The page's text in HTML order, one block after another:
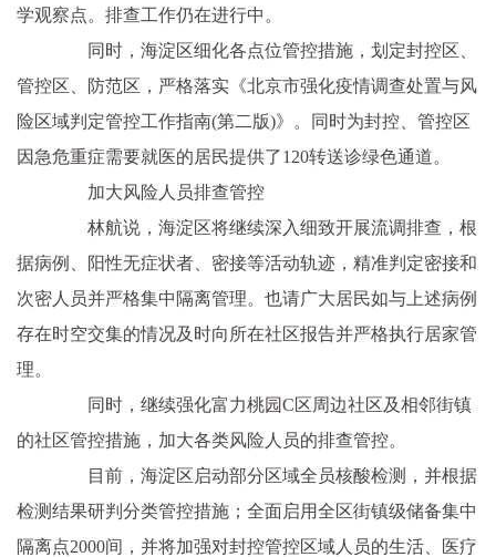
学观察点。排查工作仍在进行中。
同时，海淀区细化各点位管控措施，划定封控区、
管控区、防范区，严格落实《北京市强化疫情调查处置与风
险区域判定管控工作指南(第二版)》。同时为封控、管控区
因急危重症需要就医的居民提供了120转送诊绿色通道。
加大风险人员排查管控
林航说，海淀区将继续深入细致开展流调排查，根
据病例、阳性无症状者、密接等活动轨迹，精准判定密接和
次密人员并严格集中隔离管理。也请广大居民如与上述病例
存在时空交集的情况及时向所在社区报告并严格执行居家管
理。
同时，继续强化富力桃园C区周边社区及相邻街镇
的社区管控措施，加大各类风险人员的排查管控。
目前，海淀区启动部分区域全员核酸检测，并根据
检测结果研判分类管控措施；全面启用全区街镇级储备集中
隔离点2000间，并将加强对封控管控区域人员的生活、医疗